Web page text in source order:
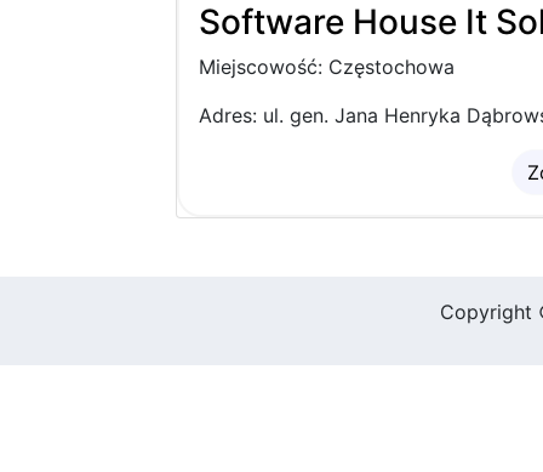
Software House It
Miejscowość: Częstochowa
Adres: ul. gen. Jana Henryka
Copyright